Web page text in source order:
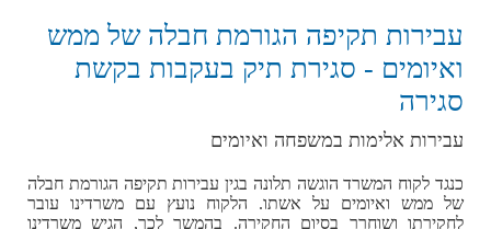
עבירות תקיפה הגורמת חבלה של ממש
ואיומים - סגירת תיק בעקבות בקשת
סגירה
עבירות אלימות במשפחה ואיומים
כנגד לקוח המשרד הוגשה תלונה בגין עבירות תקיפה הגורמת חבלה
של ממש ואיומים על אשתו. הלקוח נועץ עם משרדינו עובר
לחקירתו ושוחרר בסיום החקירה. בהמשך לכך, הגיש משרדינו